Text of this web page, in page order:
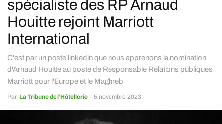
spécialiste des RP Arnaud
Houitte rejoint Marriott
International
C'est par un poste linkedin que nous apprenons la nomination
d'Arnaud Houitte au poste de Responsable Relations publiques
Marriott pour l'Europe et le Maghreb
Par La Tribune de l’Hôtellerie - 5 novembre 2023